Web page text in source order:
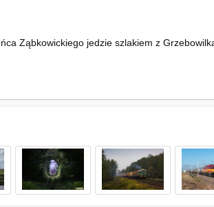
Ząbkowickiego jedzie szlakiem z